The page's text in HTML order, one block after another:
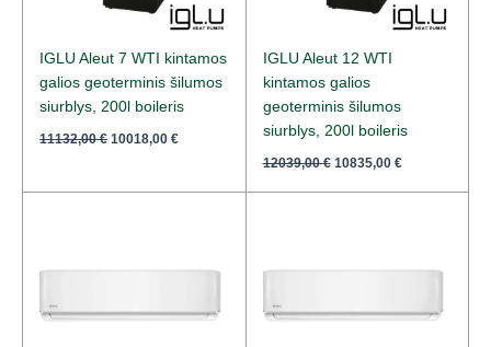
IGLU Aleut 7 WTI kintamos
galios geoterminis šilumos
siurblys, 200l boileris
11132,00€ 10018,00 €
IGLU Aleut 12 WTI
kintamos galios
geoterminis šilumos
siurblys, 200l boileris
12039,00€ 10835,00 €